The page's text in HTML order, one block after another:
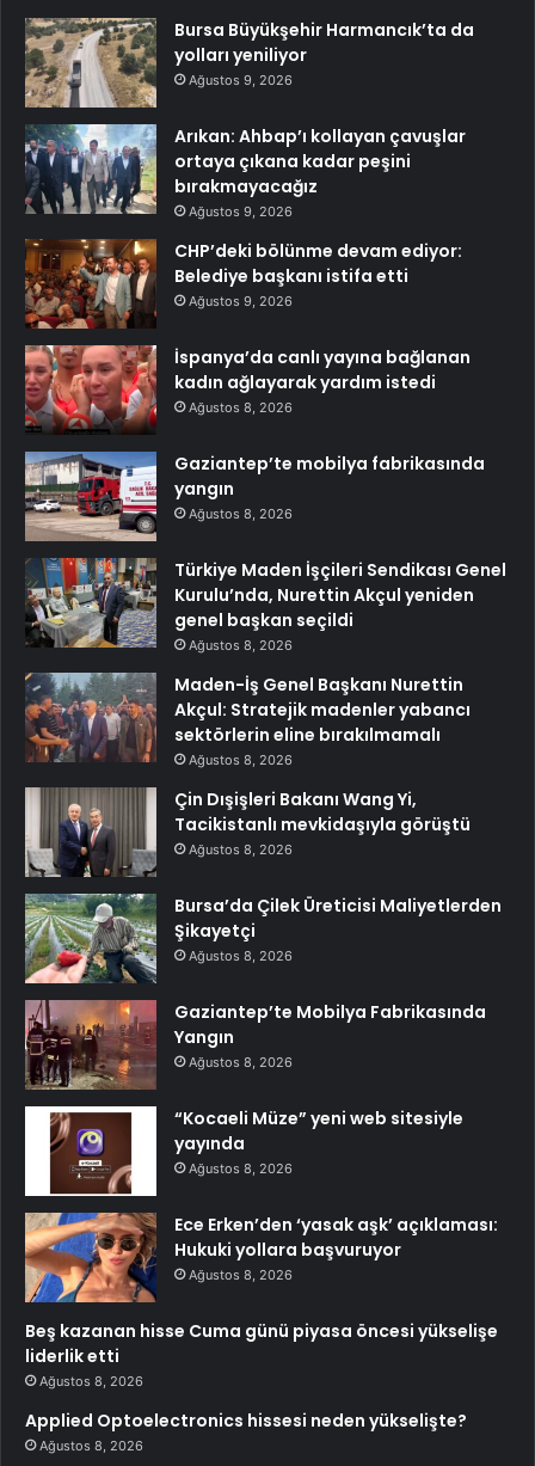
Bursa Büyükşehir Harmancık’ta da
yolları yeniliyor
Ağustos 9, 2026
Arıkan: Ahbap’ı kollayan çavuşlar
ortaya çıkana kadar peşini
bırakmayacağız
Ağustos 9, 2026
CHP’deki bölünme devam ediyor:
Belediye başkanı istifa etti
Ağustos 9, 2026
İspanya’da canlı yayına bağlanan
kadın ağlayarak yardım istedi
Ağustos 8, 2026
Gaziantep’te mobilya fabrikasında
yangın
Ağustos 8, 2026
Türkiye Maden İşçileri Sendikası Genel
Kurulu’nda, Nurettin Akçul yeniden
genel başkan seçildi
Ağustos 8, 2026
Maden-İş Genel Başkanı Nurettin
Akçul: Stratejik madenler yabancı
sektörlerin eline bırakılmamalı
Ağustos 8, 2026
Çin Dışişleri Bakanı Wang Yi,
Tacikistanlı mevkidaşıyla görüştü
Ağustos 8, 2026
Bursa’da Çilek Üreticisi Maliyetlerden
Şikayetçi
Ağustos 8, 2026
Gaziantep’te Mobilya Fabrikasında
Yangın
Ağustos 8, 2026
“Kocaeli Müze” yeni web sitesiyle
yayında
Ağustos 8, 2026
Ece Erken’den ‘yasak aşk’ açıklaması:
Hukuki yollara başvuruyor
Ağustos 8, 2026
Beş kazanan hisse Cuma günü piyasa öncesi yükselişe
liderlik etti
Ağustos 8, 2026
Applied Optoelectronics hissesi neden yükselişte?
Ağustos 8, 2026